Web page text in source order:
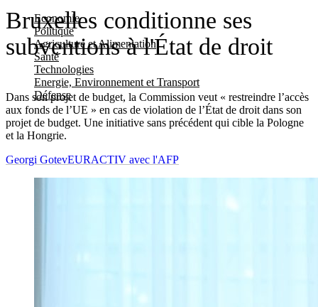
Economie
Politique
Agriculture et Alimentation
Santé
Technologies
Energie, Environnement et Transport
Défense
Bruxelles conditionne ses
subventions à l'État de droit
Dans son projet de budget, la Commission veut « restreindre l’accès
aux fonds de l’UE » en cas de violation de l’État de droit dans son
projet de budget. Une initiative sans précédent qui cible la Pologne
et la Hongrie.
Georgi GotevEURACTIV avec l'AFP